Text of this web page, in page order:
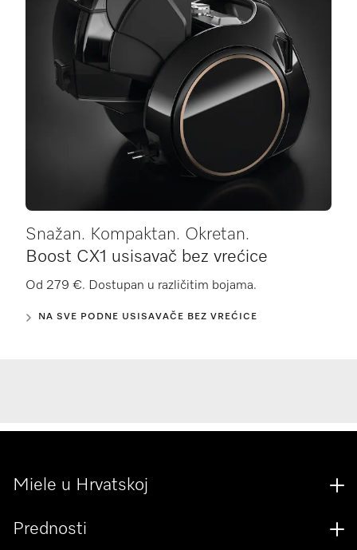
Snažan. Kompaktan. Okretan.
Boost CX1 usisavač bez vrećice
Od 279 €. Dostupan u različitim bojama.
NA SVE PODNE USISAVAČE BEZ VREĆICE
Miele u Hrvatskoj
Prednosti